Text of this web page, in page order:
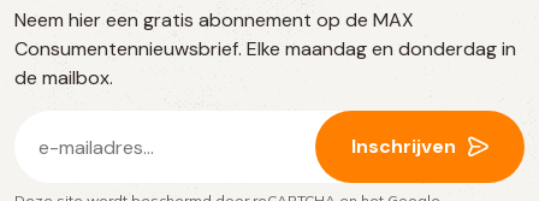
social
media
Neem hier een gratis abonnement op de MAX
Consumentennieuwsbrief. Elke maandag en donderdag in
de mailbox.
mailadres
Inschrijven